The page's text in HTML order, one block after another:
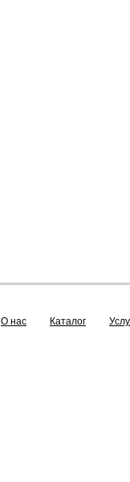
О нас Каталог